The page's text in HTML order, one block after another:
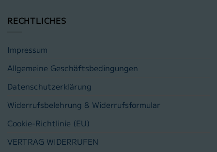
RECHTLICHES
Impressum
Allgemeine Geschäftsbedingungen
Datenschutzerklärung
Widerrufsbelehrung & Widerrufsformular
Cookie-Richtlinie (EU)
VERTRAG WIDERRUFEN